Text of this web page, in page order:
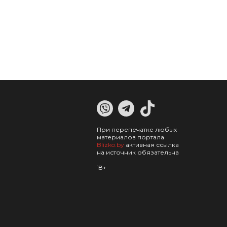
При перепечатке любых
материалов портала
Blizko.by активная ссылка
на источник обязательна
18+